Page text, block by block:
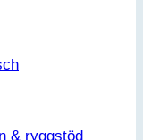
& ryggstöd